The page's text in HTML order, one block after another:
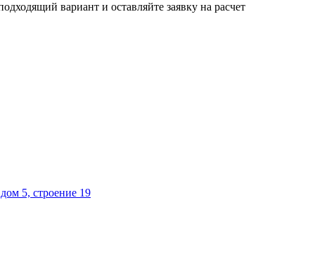
вариант и оставляйте заявку на расчет
5, строение 19